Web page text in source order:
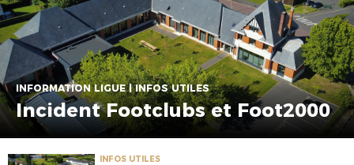
INFORMATION LIGUE | INFOS UTILES
Incident Footclubs et Foot2000
INFOS UTILES